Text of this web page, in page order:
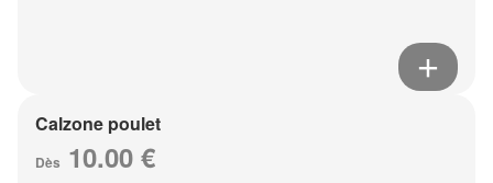
Calzone poulet
Dès 10.00 €